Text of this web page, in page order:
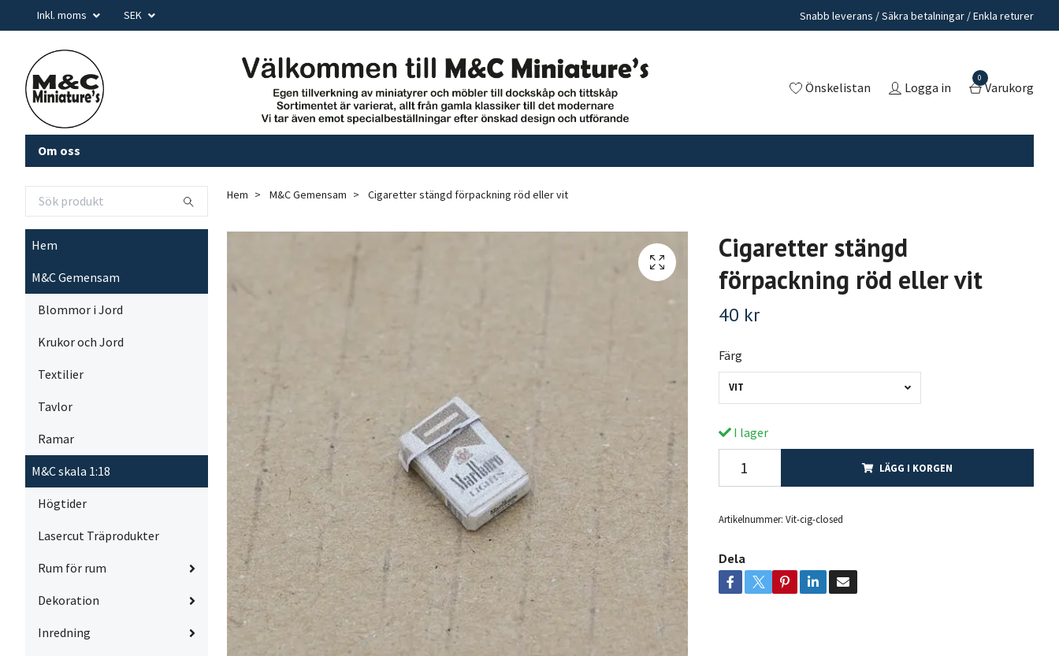
Inkl. moms SEK Snabb leverans / Säkra betalningar / Enkla returer
Önskelistan Logga in
0
Varukorg
Om oss
Hem
M&C Gemensam
Blommor i Jord
Krukor och Jord
Textilier
Tavlor
Ramar
M&C skala 1:18
Högtider
Lasercut Träprodukter
Rum för rum
Dekoration
Inredning
Hem M&C Gemensam Cigaretter stängd förpackning röd eller vit
Cigaretter stängd
förpackning röd eller vit
40 kr
Färg
VIT
I lager
LÄGG I KORGEN
Artikelnummer: Vit-cig-closed
Dela